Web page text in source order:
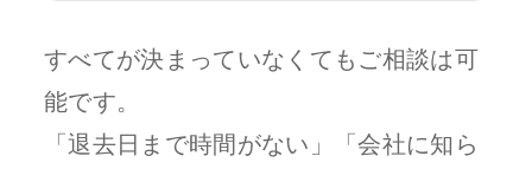
すべてが決まっていなくてもご相談は可
能です。
「退去日まで時間がない」「会社に知ら